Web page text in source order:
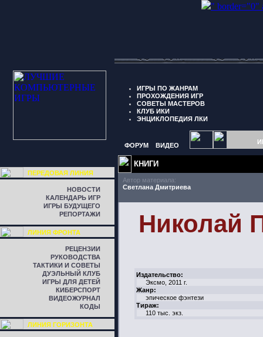
" border="0"
ИГРЫ ПО ЖАНРАМ
ПРОХОЖДЕНИЯ ИГР
СОВЕТЫ МАСТЕРОВ
КЛУБ ИКИ
ЭНЦИКЛОПЕДИЯ ЛКИ
ФОРУМ ВИДЕО
ПЕРЕДОВАЯ ЛИНИЯ
НОВОСТИ
КАЛЕНДАРЬ ИГР
ИГРЫ БУДУЩЕГО
РЕПОРТАЖИ
ЛИНИЯ ФРОНТА
РЕЦЕНЗИИ
РУКОВОДСТВА
ТАКТИКИ И СОВЕТЫ
ДУЭЛЬНЫЙ КЛУБ
ИГРЫ ДЛЯ ДЕТЕЙ
КИБЕРСПОРТ
ВИДЕОЖУРНАЛ
КОДЫ
ЛИНИЯ ГОРИЗОНТА
КНИГИ
Автор материала:
Светлана Дмитриева
Николай
Издательство:
Эксмо, 2011 г.
Жанр:
эпическое фэнтези
Тираж:
110 тыс. экз.